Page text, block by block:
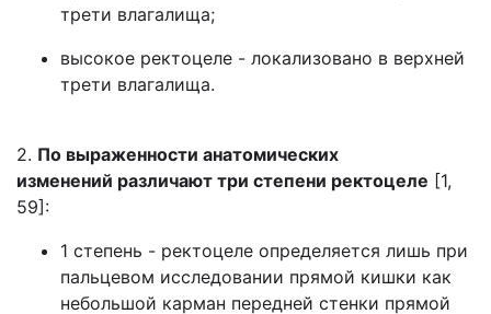
трети влагалища;
высокое ректоцеле - локализовано в верхней
трети влагалища.
2. По выраженности анатомических
изменений различают три степени ректоцеле [1,
59]:
1 степень - ректоцеле определяется лишь при
пальцевом исследовании прямой кишки как
небольшой карман передней стенки прямой